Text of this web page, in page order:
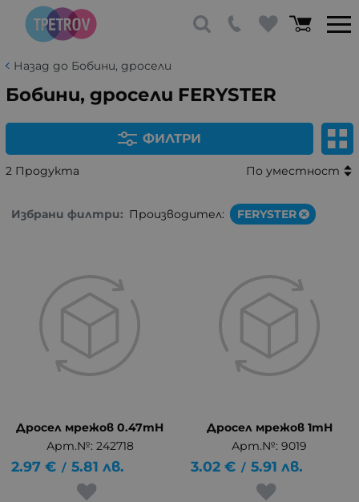
Назад до Бобини, дросели
Бобини, дросели FERYSTER
ФИЛТРИ
2 Продукта По уместност
Избрани филтри: Производител: FERYSTER
Дросел мрежов 0.47mH
Арт.№: 242718
2.97 € / 5.81 лв.
Дросел мрежов 1mH
Арт.№: 9019
3.02 € / 5.91 лв.